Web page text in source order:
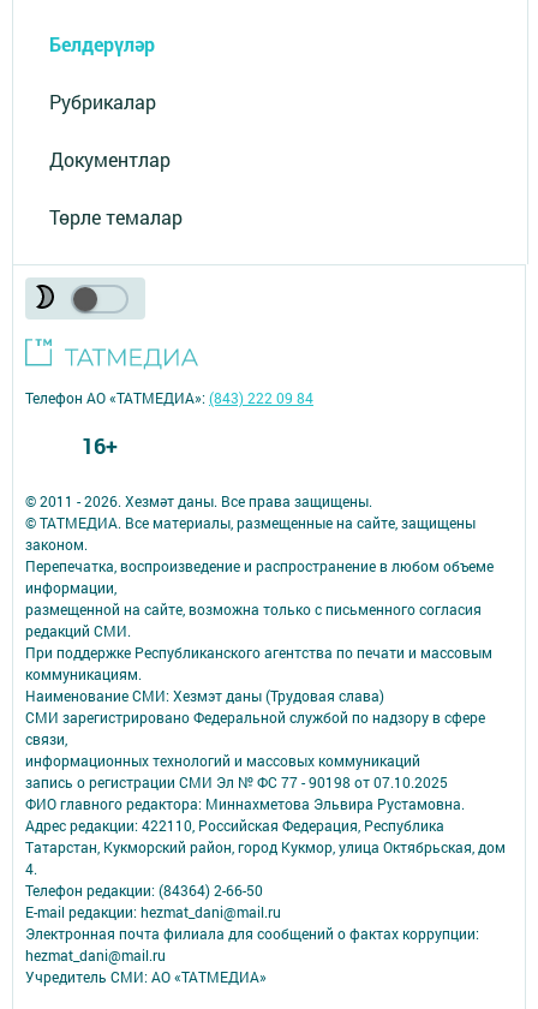
Белдерүләр
Рубрикалар
Документлар
Төрле темалар
© 2011 - 2026. Хезмәт даны. Все права защищены.
© ТАТМЕДИА. Все материалы, размещенные на сайте, защищены
законом.
Перепечатка, воспроизведение и распространение в любом объеме
информации,
размещенной на сайте, возможна только с письменного согласия
редакций СМИ.
При поддержке Республиканского агентства по печати и массовым
коммуникациям.
Наименование СМИ: Хезмэт даны (Трудовая слава)
СМИ зарегистрировано Федеральной службой по надзору в сфере
связи,
информационных технологий и массовых коммуникаций
запись о регистрации СМИ Эл № ФС 77 - 90198 от 07.10.2025
ФИО главного редактора: Миннахметова Эльвира Рустамовна.
Адрес редакции: 422110, Российская Федерация, Республика
Татарстан, Кукморский район, город Кукмор, улица Октябрьская, дом
4.
Телефон редакции: (84364) 2-66-50
E-mail редакции: hezmat_dani@mail.ru
Электронная почта филиала для сообщений о фактах коррупции:
hezmat_dani@mail.ru
Учредитель СМИ: АО «ТАТМЕДИА»
Телефон АО «ТАТМЕДИА»:(843) 222 09 84
16+